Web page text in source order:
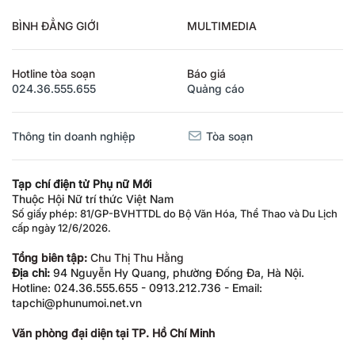
BÌNH ĐẲNG GIỚI MULTIMEDIA
Hotline tòa soạn
024.36.555.655
Báo giá
Quảng cáo
Thông tin doanh nghiệp Tòa soạn
Tạp chí điện tử Phụ nữ Mới
Thuộc Hội Nữ trí thức Việt Nam
Số giấy phép: 81/GP-BVHTTDL do Bộ Văn Hóa, Thể Thao và Du Lịch
cấp ngày 12/6/2026.
Tổng biên tập: Chu Thị Thu Hằng
Địa chỉ: 94 Nguyễn Hy Quang, phường Đống Đa, Hà Nội.
Hotline: 024.36.555.655 - 0913.212.736 - Email:
tapchi@phunumoi.net.vn
Văn phòng đại diện tại TP. Hồ Chí Minh